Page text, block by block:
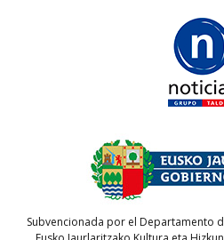
Subvencionada por el Departamento